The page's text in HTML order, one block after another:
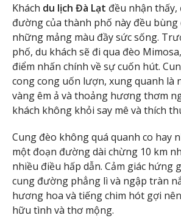
Khách du lịch Đà Lạt đều nhận thấy,
đường của thành phố này đều bùng
những mảng màu đầy sức sống.
phố, du khách sẽ đi qua đèo
điểm nhấn chính về sự cuốn hút.
cong cong uốn lượn, xung quanh là
vàng êm ả và thoảng hương thơm
khách không khỏi say mê và thích
Cung đèo không quá quanh co hay
một đoạn đường dài chừng 10 km
nhiều điều hấp dẫn. Cảm giác hứng
cung đường phẳng lì và ngập tràn
hương hoa và tiếng chim hót gợi
hữu tình và thơ mộng.